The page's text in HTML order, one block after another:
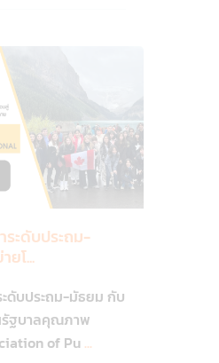
ระดับประถม-
ยโ...
ดับประถม-มัธยม กับ
รัฐบาลคุณภาพ
of Pu ...